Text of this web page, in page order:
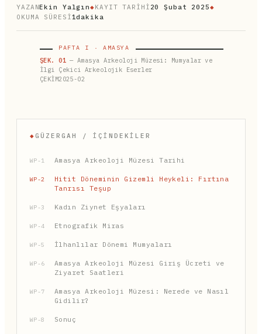
YAZANEkin Yalgın◆KAYIT TARİHİ 20 Şubat 2025◆
OKUMA SÜRESİ1dakika
PAFTA I · AMASYA
ŞEK. 01 — Amasya Arkeoloji Müzesi: Mumyalar ve
İlgi Çekici Arkeolojik Eserler
ÇEKİM2025-02
◆ GÜZERGAH / İÇINDEKILER
WP-1 Amasya Arkeoloji Müzesi Tarihi
WP-2
Hitit Döneminin Gizemli Heykeli: Fırtına
Tanrısı Teşup
WP-3 Kadın Ziynet Eşyaları
WP-4 Etnografik Miras
WP-5 İlhanlılar Dönemi Mumyaları
WP-6
Amasya Arkeoloji Müzesi Giriş Ücreti ve
Ziyaret Saatleri
WP-7
Amasya Arkeoloji Müzesi: Nerede ve Nasıl
Gidilir?
WP-8 Sonuç